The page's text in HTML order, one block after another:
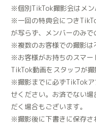
※個別TikTok撮影会はメン
※一回の特典会につき
が写らず、メンバーのみで
※複数のお客様での撮影は
※お客様がお持ちのスマー
TikTok動画をスタッフが撮
※撮影までに必ずTikTokア
せください。お済でない
だく場合もございます。
※撮影後に下書きに保存さ